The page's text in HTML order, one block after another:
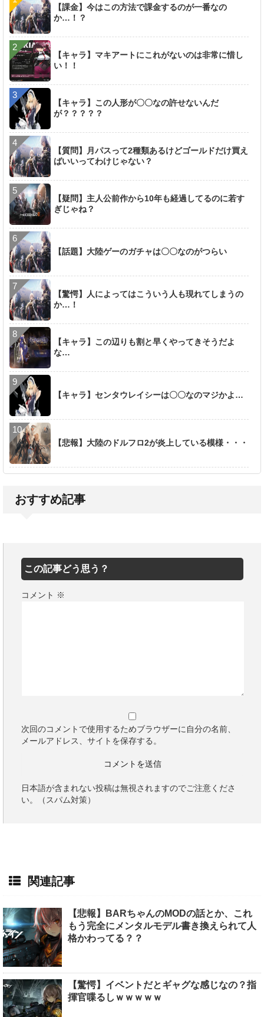
【課金】今はこの方法で課金するのが一番なの
か…！？
【キャラ】マキアートにこれがないのは非常に惜し
い！！
【キャラ】この人形が〇〇なの許せないんだ
が？？？？？
【質問】月パスって2種類あるけどゴールドだけ買え
ばいいってわけじゃない？
【疑問】主人公前作から10年も経過してるのに若す
ぎじゃね？
【話題】大陸ゲーのガチャは〇〇なのがつらい
【驚愕】人によってはこういう人も現れてしまうの
か…！
【キャラ】この辺りも割と早くやってきそうだよ
な…
【キャラ】センタウレイシーは〇〇なのマジかよ…
【悲報】大陸のドルフロ2が炎上している模様・・・
おすすめ記事
この記事どう思う？
コメント ※
次回のコメントで使用するためブラウザーに自分の名前、
メールアドレス、サイトを保存する。
日本語が含まれない投稿は無視されますのでご注意くださ
い。（スパム対策）
関連記事
【悲報】BARちゃんのMODの話とか、これ
もう完全にメンタルモデル書き換えられて人
格かわってる？？
【驚愕】イベントだとギャグな感じなの？指
揮官喋るしｗｗｗｗｗ